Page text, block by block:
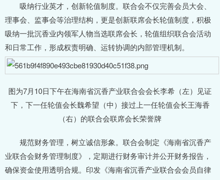
吸纳行业英才，创新轮值制度。联合会不仅完善会员大会、
理事会、监事会等治理结构，更是创新联席会长轮值制度，积极
吸纳一批沉香业内领军人物当选联席会长，轮值组织联合会活动
和日常工作，形成权责明确、运转协调的内部管理机制。
图为7月10日下午在海南省沉香产业联合会会长李希（左）见证
下，下一任轮值会长魏希望（中）接过上一任轮值会长王海香
（右）的联合会联席会长荣誉牌
规范财务管理，树立诚信形象。联合会制定《海南省沉香产
业联合会财务管理制度》，定期进行财务审计并公开财务报告，
确保资金使用透明合规。印发《海南省沉香产业联合会会员自律